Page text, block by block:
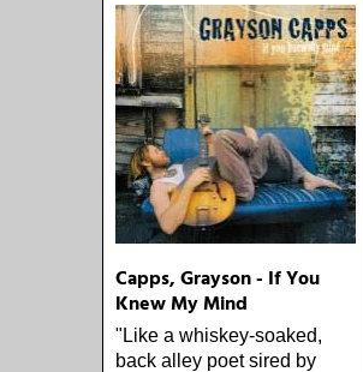
bjöd på satta outplånliga
spår
Capps, Grayson - If You
Knew My Mind
"Like a whiskey-soaked,
back alley poet sired by